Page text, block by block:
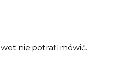
nie potrafi mówić.